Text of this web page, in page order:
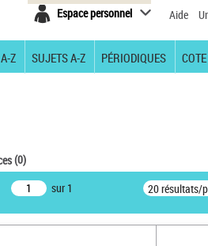
Espace personnel Aide
Z SUJETS A-Z PÉRIODIQUES COTE
(0)
sur 1 20 résultats/